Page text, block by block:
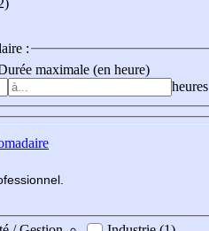
:
maximale (en heure)
heures
fessionnel